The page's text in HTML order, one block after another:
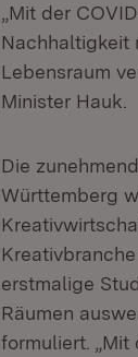
„Mit der
Nachhaltigkeit
Lebensraum
Minister Hauk.
Die
Württemberg
erstmalige
Räumen
formuliert.